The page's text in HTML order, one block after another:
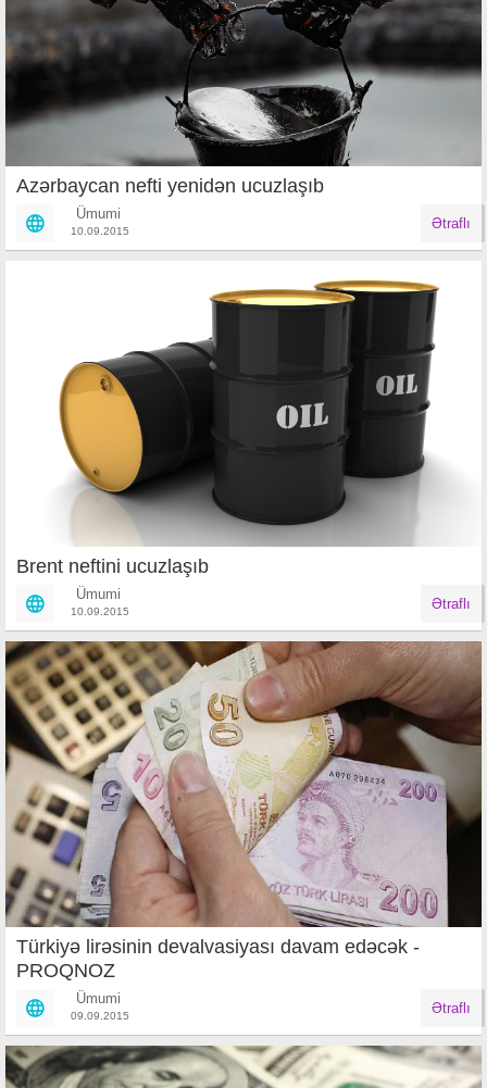
Azərbaycan nefti yenidən ucuzlaşıb
Ümumi
10.09.2015 Ətraflı
Brent neftini ucuzlaşıb
Ümumi
10.09.2015 Ətraflı
​Türkiyə lirəsinin devalvasiyası davam edəcək -
PROQNOZ
Ümumi
09.09.2015 Ətraflı